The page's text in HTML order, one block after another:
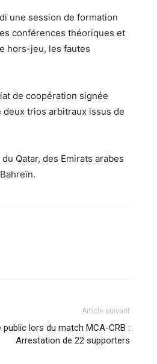
une session de formation
conférences théoriques et
hors-jeu, les fautes
de coopération signée
deux trios arbitraux issus de
Qatar, des Emirats arabes
Article suivant
public lors du match MCA-CRB :
Arrestation de 22 supporters